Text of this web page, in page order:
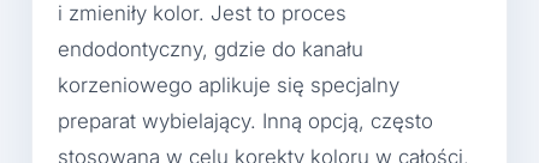
i zmieniły kolor. Jest to proces
endodontyczny, gdzie do kanału
korzeniowego aplikuje się specjalny
preparat wybielający. Inną opcją, często
stosowaną w celu korekty koloru w całości,